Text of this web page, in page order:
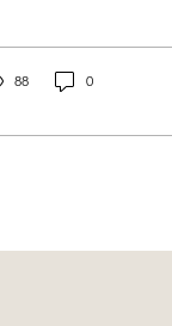
這是老闆自家的團圓
入酥炸鰱魚頭和自
88 0